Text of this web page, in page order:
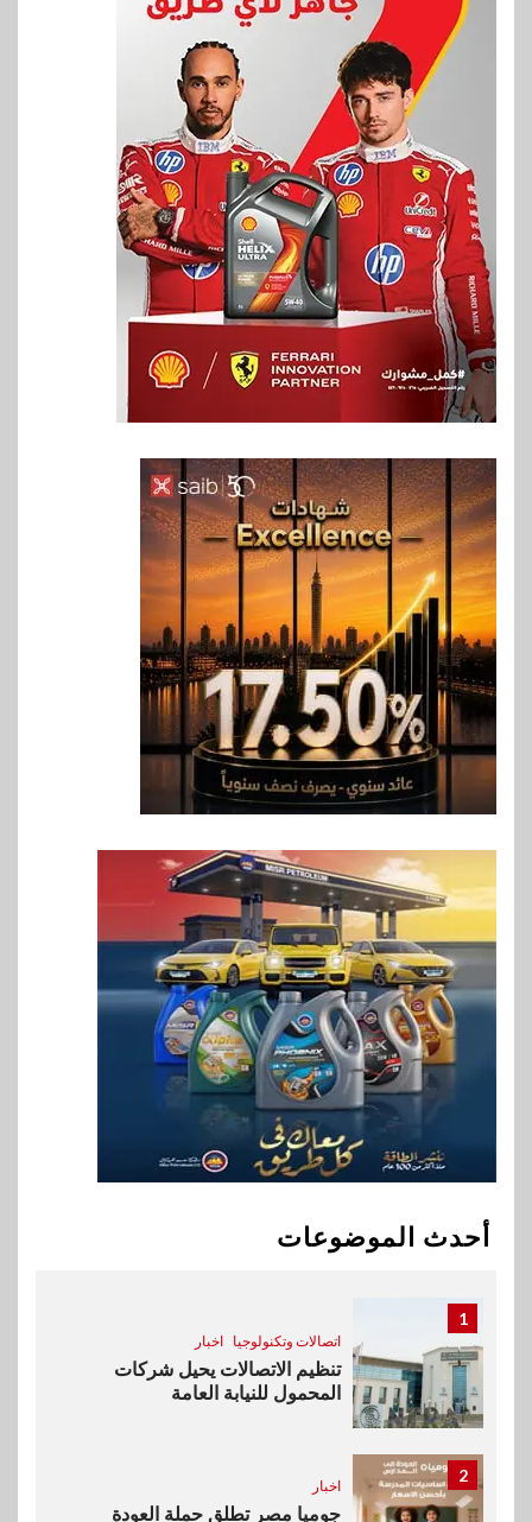
أحدث الموضوعات
6
سوق وصلة
vivo تعيد تعريف مفهوم الفئة
المتوسطة مع إطلاق Y500
بمواصفات استثنائية
7 بنوك رياضة
وزير الشباب والرياضة يلتقي
بالرئيس التنفيذي والعضو المنتدب
لبنك saib لبحث تعزيز التعاون
المشترك
8
حماقي يشعل سعادة ساحل في
رأس الحكمة.. وبوسي مفاجأة
الحفل
9
اقتصاد
وزيرا التخطيط والبترول يبحثان
جهود تحقيق أمن الطاقة
اقتصاد
المخاوف بشأن مستقبل الملاحة
في مضيق هرمز
1
اتصالات وتكنولوجيا اخبار
تنظيم الاتصالات يحيل شركات
المحمول للنيابة العامة
2
اخبار
جوميا مصر تطلق حملة العودة